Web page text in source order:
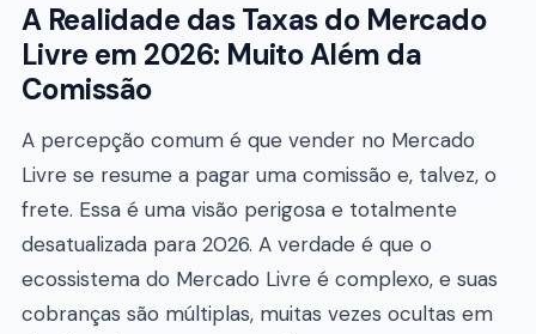
A Realidade das Taxas do Mercado
Livre em 2026: Muito Além da
Comissão
A percepção comum é que vender no Mercado
Livre se resume a pagar uma comissão e, talvez, o
frete. Essa é uma visão perigosa e totalmente
desatualizada para 2026. A verdade é que o
ecossistema do Mercado Livre é complexo, e suas
cobranças são múltiplas, muitas vezes ocultas em